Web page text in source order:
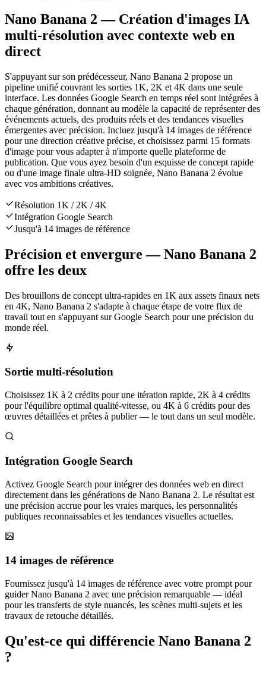
Nano Banana 2 — Création d'images IA
multi-résolution avec contexte web en
direct
S'appuyant sur son prédécesseur, Nano Banana 2 propose un
pipeline unifié couvrant les sorties 1K, 2K et 4K dans une seule
interface. Les données Google Search en temps réel sont intégrées à
chaque génération, donnant au modèle la capacité de représenter des
événements actuels, des produits réels et des tendances visuelles
émergentes avec précision. Incluez jusqu'à 14 images de référence
pour une direction créative précise, et choisissez parmi 15 formats
d'image pour vous adapter à n'importe quelle plateforme de
publication. Que vous ayez besoin d'un esquisse de concept rapide
ou d'une image finale ultra-HD soignée, Nano Banana 2 évolue
avec vos ambitions créatives.
Résolution 1K / 2K / 4K
Intégration Google Search
Jusqu'à 14 images de référence
Précision et envergure — Nano Banana 2
offre les deux
Des brouillons de concept ultra-rapides en 1K aux assets finaux nets
en 4K, Nano Banana 2 s'adapte à chaque étape de votre flux de
travail tout en s'appuyant sur Google Search pour une précision du
monde réel.
Sortie multi-résolution
Choisissez 1K à 2 crédits pour une itération rapide, 2K à 4 crédits
pour l'équilibre optimal qualité-vitesse, ou 4K à 6 crédits pour des
œuvres détaillées et prêtes à publier — le tout dans un seul modèle.
Intégration Google Search
Activez Google Search pour intégrer des données web en direct
directement dans les générations de Nano Banana 2. Le résultat est
une précision accrue pour les vraies marques, les personnalités
publiques reconnaissables et les tendances visuelles actuelles.
14 images de référence
Fournissez jusqu'à 14 images de référence avec votre prompt pour
guider Nano Banana 2 avec une précision remarquable — idéal
pour les transferts de style nuancés, les scènes multi-sujets et les
travaux de retouche détaillés.
Qu'est-ce qui différencie Nano Banana 2
?